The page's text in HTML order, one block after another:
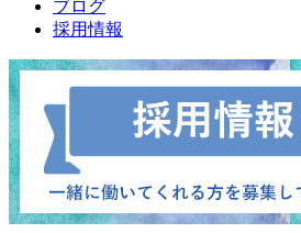
ブログ
採用情報